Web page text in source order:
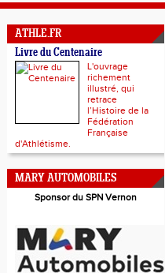
ATHLE.FR
Livre du Centenaire
L'ouvrage
richement
illustré, qui
retrace
l’Histoire de la
Fédération
Française
d'Athlétisme.
MARY AUTOMOBILES
Sponsor du SPN Vernon